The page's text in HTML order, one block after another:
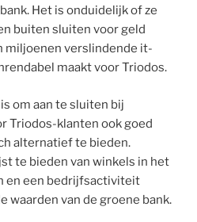
Het is onduidelijk of ze
buiten sluiten voor geld
miljoenen verslindende it-
maakt voor Triodos.
om aan te sluiten bij
Triodos-klanten ook goed
alternatief te bieden.
te bieden van winkels in het
en een bedrijfsactiviteit
waarden van de groene bank.